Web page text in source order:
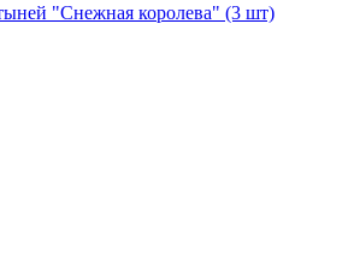
"Снежная королева" (3 шт)